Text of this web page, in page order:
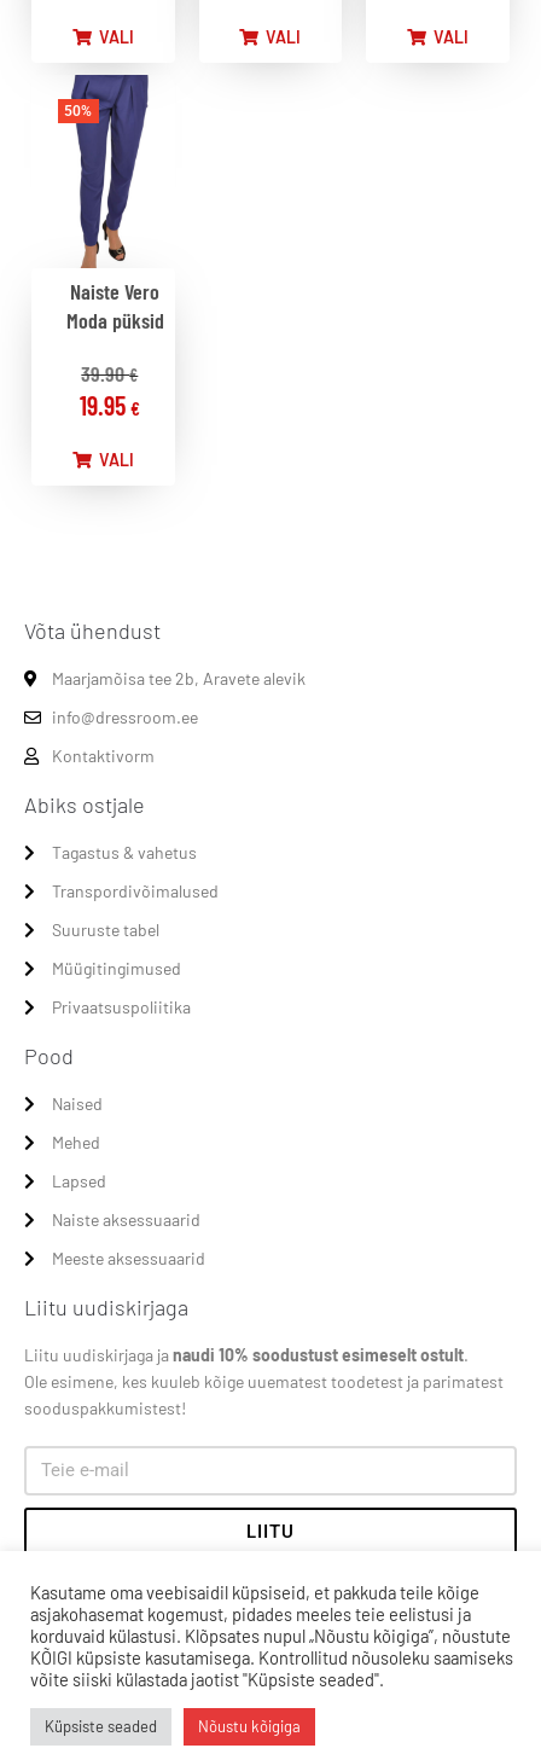
VALI VALI VALI
50%
Naiste Vero
Moda püksid
39.90€
19.95 €
VALI
Võta ühendust
Maarjamõisa tee 2b, Aravete alevik
info@dressroom.ee
Kontaktivorm
Abiks ostjale
Tagastus & vahetus
Transpordivõimalused
Suuruste tabel
Müügitingimused
Privaatsuspoliitika
Pood
Naised
Mehed
Lapsed
Naiste aksessuaarid
Meeste aksessuaarid
Liitu uudiskirjaga
Liitu uudiskirjaga janaudi 10% soodustust esimeselt ostult.
Ole esimene, kes kuuleb kõige uuematest toodetest ja parimatest
sooduspakkumistest!
LIITU
Kasutame oma veebisaidil küpsiseid, et pakkuda teile kõige
asjakohasemat kogemust, pidades meeles teie eelistusi ja
korduvaid külastusi. Klõpsates nupul „Nõustu kõigiga”, nõustute
KÕIGI küpsiste kasutamisega. Kontrollitud nõusoleku saamiseks
võite siiski külastada jaotist "Küpsiste seaded".
Küpsiste seaded Nõustu kõigiga